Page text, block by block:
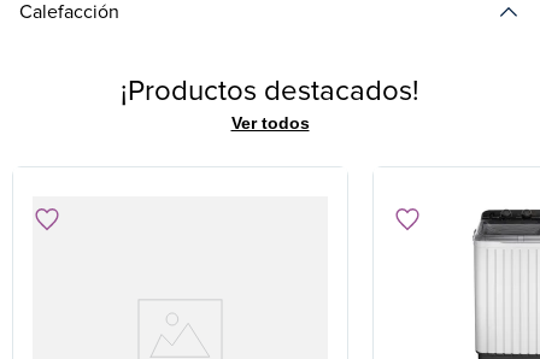
Refrigerador Frio
Secadora Lavavajilla
Licuadora
Calefacción
¡Productos destacados!
Ver todos